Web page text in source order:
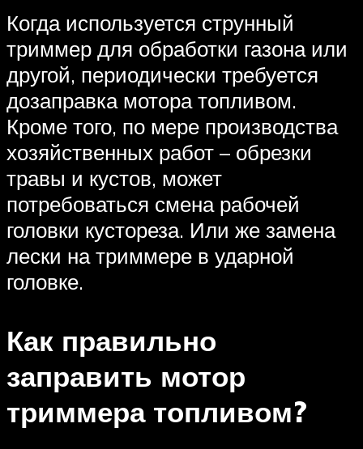
Когда используется струнный
триммер для обработки газона или
другой, периодически требуется
дозаправка мотора топливом.
Кроме того, по мере производства
хозяйственных работ – обрезки
травы и кустов, может
потребоваться смена рабочей
головки кустореза. Или же замена
лески на триммере в ударной
головке.
Как правильно
заправить мотор
триммера топливом?